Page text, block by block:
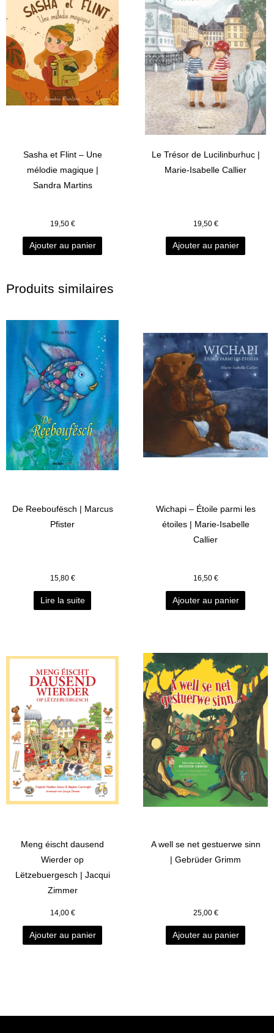
Sasha et Flint – Une
mélodie magique |
Sandra Martins
19,50 €
Ajouter au panier
Le Trésor de Lucilinburhuc |
Marie-Isabelle Callier
19,50 €
Ajouter au panier
Produits similaires
De Reeboufësch | Marcus
Pfister
15,80 €
Lire la suite
Wichapi – Étoile parmi les
étoiles | Marie-Isabelle
Callier
16,50 €
Ajouter au panier
Meng éischt dausend
Wierder op
Lëtzebuergesch | Jacqui
Zimmer
14,00 €
Ajouter au panier
A well se net gestuerwe sinn
| Gebrüder Grimm
25,00 €
Ajouter au panier